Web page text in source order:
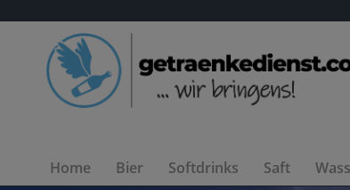
Home Bier Softdrinks Saft